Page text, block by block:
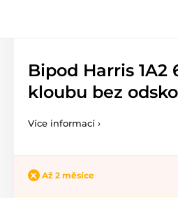
Bipod Harris 1A2
kloubu bez
Více informací ›
Až 2 měsíce